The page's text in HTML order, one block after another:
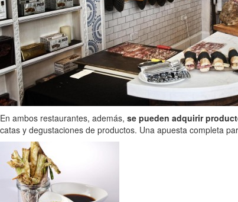
En ambos restaurantes, además, se pueden adquirir
catas y degustaciones de productos. Una apuesta completa